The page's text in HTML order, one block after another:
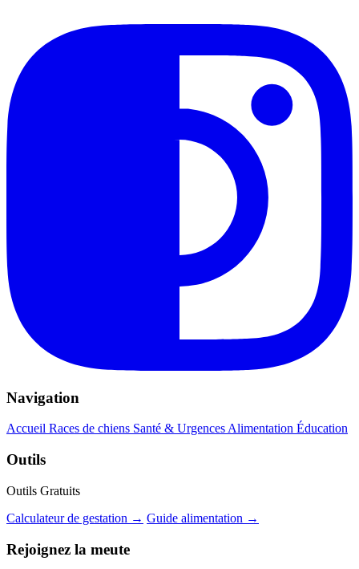
Navigation
Accueil Races de chiens Santé & Urgences Alimentation Éducation
Outils
Outils Gratuits
Calculateur de gestation → Guide alimentation →
Rejoignez la meute